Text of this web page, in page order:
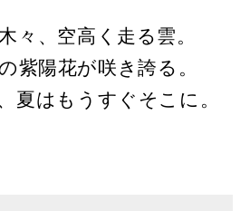
々、空高く走る雲。
紫陽花が咲き誇る。
夏はもうすぐそこに。